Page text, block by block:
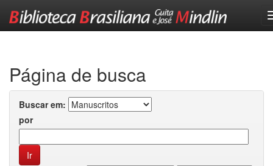
Página de busca
Buscar em:
por